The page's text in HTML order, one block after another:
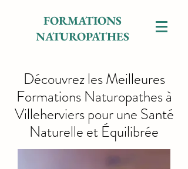
FORMATIONS
NATUROPATHES
Découvrez les Meilleures
Formations Naturopathes à
Villeherviers pour une Santé
Naturelle et Équilibrée